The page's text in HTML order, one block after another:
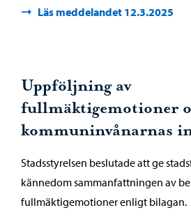
Läs meddelandet 12.3.2025
Uppföljning av
fullmäktigemotioner
kommuninvånarnas
Stadsstyrelsen beslutade att ge
kännedom sammanfattningen av
fullmäktigemotioner enligt bilagan.